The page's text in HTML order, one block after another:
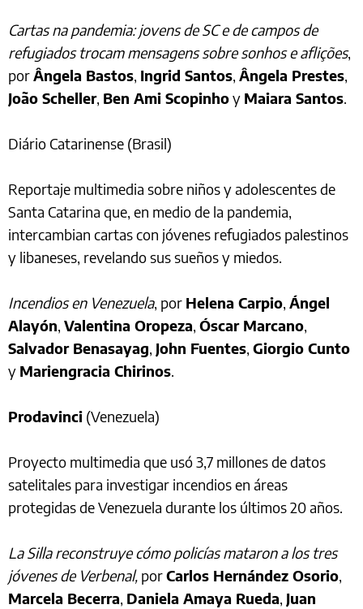
Cartas na pandemia: jovens de SC e de campos de
refugiados trocam mensagens sobre sonhos e aflições,
porÂngela Bastos, Ingrid Santos, Ângela Prestes,
João Scheller, Ben Ami Scopinhoy Maiara Santos.
Diário Catarinense (Brasil)
Reportaje multimedia sobre niños y adolescentes de
Santa Catarina que, en medio de la pandemia,
intercambian cartas con jóvenes refugiados palestinos
y libaneses, revelando sus sueños y miedos.
Incendios en Venezuela, por Helena Carpio, Ángel
Alayón, Valentina Oropeza, Óscar Marcano,
Salvador Benasayag, John Fuentes, Giorgio Cunto
y Mariengracia Chirinos.
Prodavinci (Venezuela)
Proyecto multimedia que usó 3,7 millones de datos
satelitales para investigar incendios en áreas
protegidas de Venezuela durante los últimos 20 años.
La Silla reconstruye cómo policías mataron a los tres
jóvenes de Verbenal, porCarlos Hernández Osorio,
Marcela Becerra, Daniela Amaya Rueda, Juan